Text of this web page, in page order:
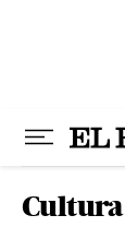
Cultura